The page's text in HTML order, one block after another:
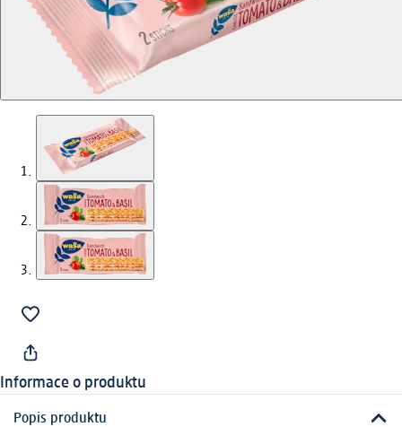
Informace o produktu
Popis produktu